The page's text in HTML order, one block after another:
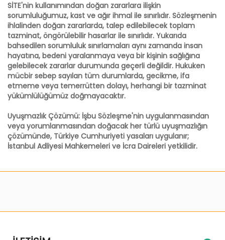
SİTE'nin kullanımından doğan zararlara ilişkin
sorumluluğumuz, kast ve ağır ihmal ile sınırlıdır. Sözleşmenin
ihlalinden doğan zararlarda, talep edilebilecek toplam
tazminat, öngörülebilir hasarlar ile sınırlıdır. Yukarıda
bahsedilen sorumluluk sınırlamaları aynı zamanda insan
hayatına, bedeni yaralanmaya veya bir kişinin sağlığına
gelebilecek zararlar durumunda geçerli değildir. Hukuken
mücbir sebep sayılan tüm durumlarda, gecikme, ifa
etmeme veya temerrütten dolayı, herhangi bir tazminat
yükümlülüğümüz doğmayacaktır.
Uyuşmazlık Çözümü: İşbu Sözleşme'nin uygulanmasından
veya yorumlanmasından doğacak her türlü uyuşmazlığın
çözümünde, Türkiye Cumhuriyeti yasaları uygulanır;
İstanbul Adliyesi Mahkemeleri ve İcra Daireleri yetkilidir.